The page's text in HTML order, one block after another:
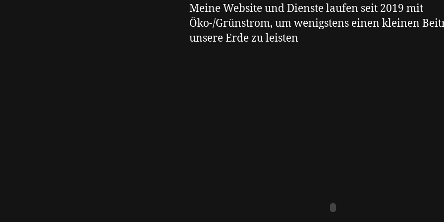
Meine Website und Dienste laufen seit 2019 mit
Öko-/Grünstrom, um wenigstens einen kleinen
unsere Erde zu leisten